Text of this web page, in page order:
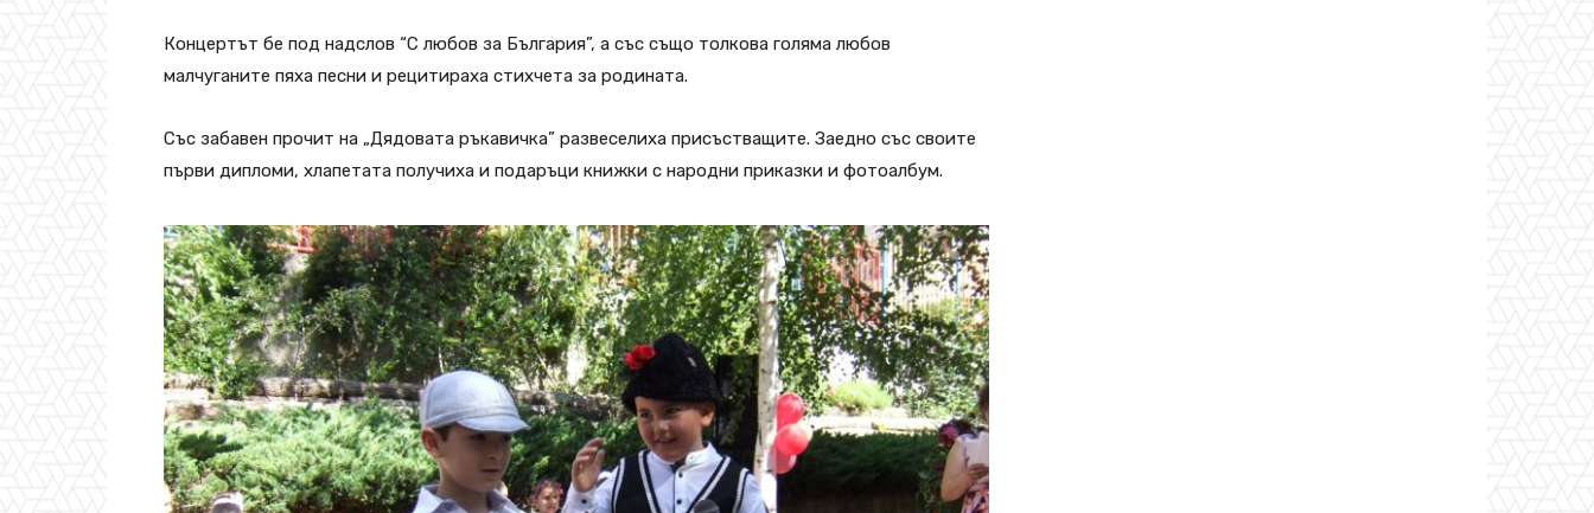
Концертът бе под надслов “С любов за България”, а със също толкова голяма любов
малчуганите пяха песни и рецитираха стихчета за родината.
Със забавен прочит на „Дядовата ръкавичка” развеселиха присъстващите. Заедно със своите
първи дипломи, хлапетата получиха и подаръци книжки с народни приказки и фотоалбум.